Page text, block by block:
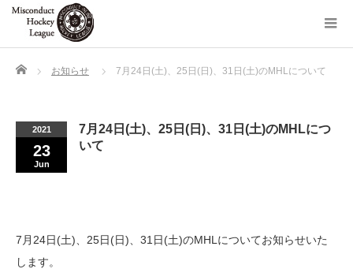
Home お知らせ 7月24日(土)、25日(日)、31日(土)のMHLについて
2021
23
Jun
7月24日(土)、25日(日)、31日(土)のMHLにつ
いて
7月24日(土)、25日(日)、31日(土)のMHLについてお知らせいた
します。